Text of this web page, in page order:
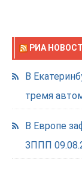
РИА
В
тремя
В Европе
ЗППП